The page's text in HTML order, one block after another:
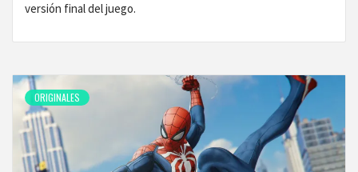
versión final del juego.
ORIGINALES